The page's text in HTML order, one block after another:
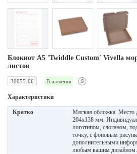
Блокнот А5 'Twiddle Custom' Vivella
листов
30055-06 В наличии
Характеристики
Кратко
Мягкая обложка. Место
204х138 мм.
логотипом, слоганом,
точку, с фоновым
дополнительными
любым вашим дизайном.